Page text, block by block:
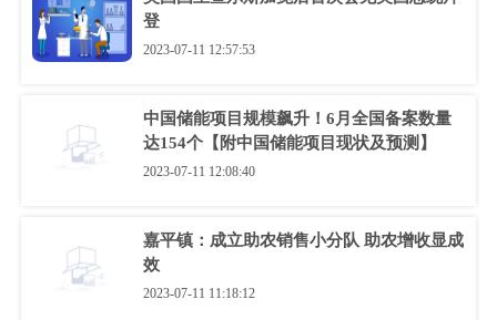
登
2023-07-11 12:57:53
中国储能项目规模飙升！6月全国备案数量
达154个【附中国储能项目现状及预测】
2023-07-11 12:08:40
嘉平镇：成立助农销售小分队 助农增收显成
效
2023-07-11 11:18:12